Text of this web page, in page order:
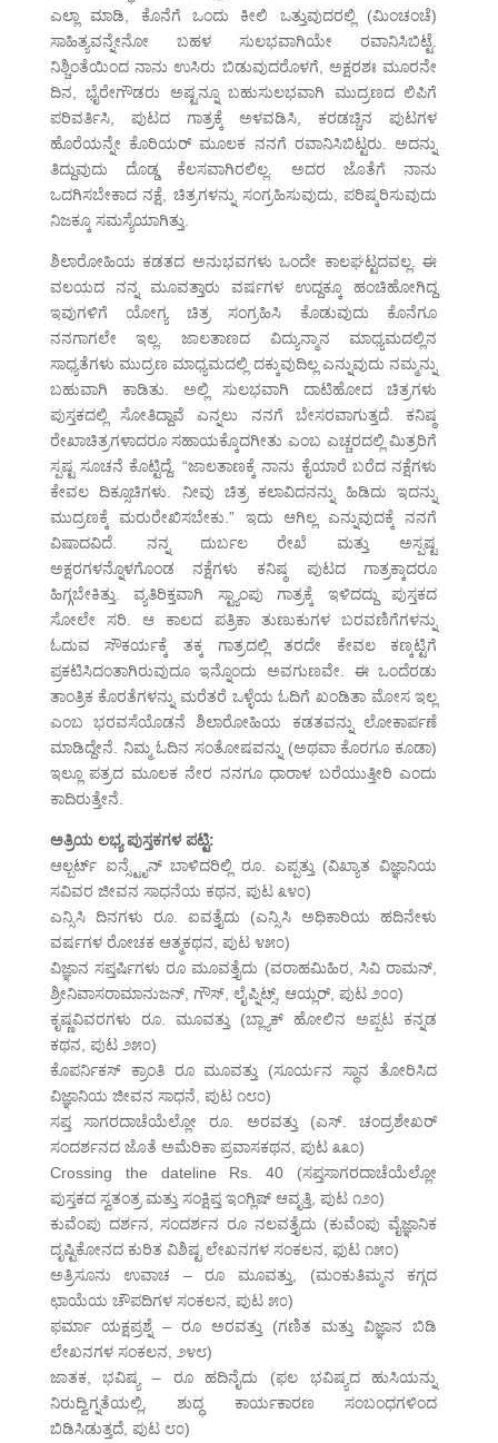
ಎಲ್ಲಾ ಮಾಡಿ, ಕೊನೆಗೆ ಒಂದು ಕೀಲಿ ಒತ್ತುವುದರಲ್ಲಿ (ಮಿಂಚಂಚೆ)
ಸಾಹಿತ್ಯವನ್ನೇನೋ ಬಹಳ ಸುಲಭವಾಗಿಯೇ ರವಾನಿಸಿಬಿಟ್ಟೆ.
ನಿಶ್ಚಿಂತೆಯಿಂದ ನಾನು ಉಸಿರು ಬಿಡುವುದರೊಳಗೆ, ಅಕ್ಷರಶಃ ಮೂರನೇ
ದಿನ, ಭೈರೇಗೌಡರು ಅಷ್ಟನ್ನೂ ಬಹುಸುಲಭವಾಗಿ ಮುದ್ರಣದ ಲಿಪಿಗೆ
ಪರಿವರ್ತಿಸಿ, ಪುಟದ ಗಾತ್ರಕ್ಕೆ ಅಳವಡಿಸಿ, ಕರಡಚ್ಚಿನ ಪುಟಗಳ
ಹೊರೆಯನ್ನೇ ಕೊರಿಯರ್ ಮೂಲಕ ನನಗೆ ರವಾನಿಸಿಬಿಟ್ಟರು. ಅದನ್ನು
ತಿದ್ದುವುದು ದೊಡ್ಡ ಕೆಲಸವಾಗಿರಲಿಲ್ಲ. ಅದರ ಜೊತೆಗೆ ನಾನು
ಒದಗಿಸಬೇಕಾದ ನಕ್ಷೆ, ಚಿತ್ರಗಳನ್ನು ಸಂಗ್ರಹಿಸುವುದು, ಪರಿಷ್ಕರಿಸುವುದು
ನಿಜಕ್ಕೂ ಸಮಸ್ಯೆಯಾಗಿತ್ತು.
ಶಿಲಾರೋಹಿಯ ಕಡತದ ಅನುಭವಗಳು ಒಂದೇ ಕಾಲಘಟ್ಟದವಲ್ಲ. ಈ
ವಲಯದ ನನ್ನ ಮೂವತ್ತಾರು ವರ್ಷಗಳ ಉದ್ದಕ್ಕೂ ಹಂಚಿಹೋಗಿದ್ದ
ಇವುಗಳಿಗೆ ಯೋಗ್ಯ ಚಿತ್ರ ಸಂಗ್ರಹಿಸಿ ಕೊಡುವುದು ಕೊನೆಗೂ
ನನಗಾಗಲೇ ಇಲ್ಲ. ಜಾಲತಾಣದ ವಿದ್ಯುನ್ಮಾನ ಮಾಧ್ಯಮದಲ್ಲಿನ
ಸಾಧ್ಯತೆಗಳು ಮುದ್ರಣ ಮಾಧ್ಯಮದಲ್ಲಿ ದಕ್ಕುವುದಿಲ್ಲ ಎನ್ನುವುದು ನಮ್ಮನ್ನು
ಬಹುವಾಗಿ ಕಾಡಿತು. ಅಲ್ಲಿ ಸುಲಭವಾಗಿ ದಾಟಿಹೋದ ಚಿತ್ರಗಳು
ಪುಸ್ತಕದಲ್ಲಿ ಸೋತಿದ್ದಾವೆ ಎನ್ನಲು ನನಗೆ ಬೇಸರವಾಗುತ್ತದೆ. ಕನಿಷ್ಠ
ರೇಖಾಚಿತ್ರಗಳಾದರೂ ಸಹಾಯಕ್ಕೊದಗೀತು ಎಂಬ ಎಚ್ಚರದಲ್ಲಿ ಮಿತ್ರರಿಗೆ
ಸ್ಪಷ್ಟ ಸೂಚನೆ ಕೊಟ್ಟಿದ್ದೆ. “ಜಾಲತಾಣಕ್ಕೆ ನಾನು ಕೈಯಾರೆ ಬರೆದ ನಕ್ಷೆಗಳು
ಕೇವಲ ದಿಕ್ಸೂಚಿಗಳು. ನೀವು ಚಿತ್ರ ಕಲಾವಿದನನ್ನು ಹಿಡಿದು ಇದನ್ನು
ಮುದ್ರಣಕ್ಕೆ ಮರುರೇಖಿಸಬೇಕು.” ಇದು ಆಗಿಲ್ಲ ಎನ್ನುವುದಕ್ಕೆ ನನಗೆ
ವಿಷಾದವಿದೆ. ನನ್ನ ದುರ್ಬಲ ರೇಖೆ ಮತ್ತು ಅಸ್ಪಷ್ಟ
ಅಕ್ಷರಗಳನ್ನೊಳಗೊಂಡ ನಕ್ಷೆಗಳು ಕನಿಷ್ಠ ಪುಟದ ಗಾತ್ರಕ್ಕಾದರೂ
ಹಿಗ್ಗಬೇಕಿತ್ತು. ವ್ಯತಿರಿಕ್ತವಾಗಿ ಸ್ಟ್ಯಾಂಪು ಗಾತ್ರಕ್ಕೆ ಇಳಿದದ್ದು ಪುಸ್ತಕದ
ಸೋಲೇ ಸರಿ. ಆ ಕಾಲದ ಪತ್ರಿಕಾ ತುಣುಕುಗಳ ಬರವಣಿಗೆಗಳನ್ನು
ಓದುವ ಸೌಕರ್ಯಕ್ಕೆ ತಕ್ಕ ಗಾತ್ರದಲ್ಲಿ ತರದೇ ಕೇವಲ ಕಣ್ಕಟ್ಟಿಗೆ
ಪ್ರಕಟಿಸಿದಂತಾಗಿರುವುದೂ ಇನ್ನೊಂದು ಅವಗುಣವೇ. ಈ ಒಂದೆರಡು
ತಾಂತ್ರಿಕ ಕೊರತೆಗಳನ್ನು ಮರೆತರೆ ಒಳ್ಳೆಯ ಓದಿಗೆ ಖಂಡಿತಾ ಮೋಸ ಇಲ್ಲ
ಎಂಬ ಭರವಸೆಯೊಡನೆ ಶಿಲಾರೋಹಿಯ ಕಡತವನ್ನು ಲೋಕಾರ್ಪಣೆ
ಮಾಡಿದ್ದೇನೆ. ನಿಮ್ಮ ಓದಿನ ಸಂತೋಷವನ್ನು (ಅಥವಾ ಕೊರಗೂ ಕೂಡಾ)
ಇಲ್ಲೂ ಪತ್ರದ ಮೂಲಕ ನೇರ ನನಗೂ ಧಾರಾಳ ಬರೆಯುತ್ತೀರಿ ಎಂದು
ಕಾದಿರುತ್ತೇನೆ.
ಅತ್ರಿಯ ಲಭ್ಯ ಪುಸ್ತಕಗಳ ಪಟ್ಟಿ:
ಆಲ್ಬರ್ಟ್ ಐನ್ಸ್ಟೈನ್ ಬಾಳಿದರಿಲ್ಲಿ ರೂ. ಎಪ್ಪತ್ತು (ವಿಖ್ಯಾತ ವಿಜ್ಞಾನಿಯ
ಸವಿವರ ಜೀವನ ಸಾಧನೆಯ ಕಥನ, ಪುಟ ೩೪೦)
ಎನ್ಸಿಸಿ ದಿನಗಳು ರೂ. ಐವತ್ತೈದು (ಎನ್ಸಿಸಿ ಅಧಿಕಾರಿಯ ಹದಿನೇಳು
ವರ್ಷಗಳ ರೋಚಕ ಆತ್ಮಕಥನ, ಪುಟ ೪೫೦)
ವಿಜ್ಞಾನ ಸಪ್ತರ್ಷಿಗಳು ರೂ ಮೂವತ್ತೈದು (ವರಾಹಮಿಹಿರ, ಸಿವಿ ರಾಮನ್,
ಶ್ರೀನಿವಾಸರಾಮಾನುಜನ್, ಗೌಸ್, ಲೈಪ್ನಿಟ್ಸ್, ಆಯ್ಲರ್, ಪುಟ ೨೦೦)
ಕೃಷ್ಣವಿವರಗಳು ರೂ. ಮೂವತ್ತು (ಬ್ಲ್ಯಾಕ್ ಹೋಲಿನ ಅಪ್ಪಟ ಕನ್ನಡ
ಕಥನ, ಪುಟ ೨೫೦)
ಕೊಪರ್ನಿಕಸ್ ಕ್ರಾಂತಿ ರೂ ಮೂವತ್ತು (ಸೂರ್ಯನ ಸ್ಥಾನ ತೋರಿಸಿದ
ವಿಜ್ಞಾನಿಯ ಜೀವನ ಸಾಧನೆ, ಪುಟ ೧೮೦)
ಸಪ್ತ ಸಾಗರದಾಚೆಯೆಲ್ಲೋ ರೂ. ಅರವತ್ತು (ಎಸ್. ಚಂದ್ರಶೇಖರ್
ಸಂದರ್ಶನದ ಜೊತೆ ಅಮೆರಿಕಾ ಪ್ರವಾಸಕಥನ, ಪುಟ ೩೩೦)
Crossing the dateline Rs. 40 (ಸಪ್ತಸಾಗರದಾಚೆಯೆಲ್ಲೋ
ಪುಸ್ತಕದ ಸ್ವತಂತ್ರ ಮತ್ತು ಸಂಕ್ಷಿಪ್ತ ಇಂಗ್ಲಿಷ್ ಆವೃತ್ತಿ, ಪುಟ ೧೨೦)
ಕುವೆಂಪು ದರ್ಶನ, ಸಂದರ್ಶನ ರೂ ನಲವತ್ತೈದು (ಕುವೆಂಪು ವೈಜ್ಞಾನಿಕ
ದೃಷ್ಟಿಕೋನದ ಕುರಿತ ವಿಶಿಷ್ಟ ಲೇಖನಗಳ ಸಂಕಲನ, ಫುಟ ೧೫೦)
ಅತ್ರಿಸೂನು ಉವಾಚ – ರೂ ಮೂವತ್ತು, (ಮಂಕುತಿಮ್ಮನ ಕಗ್ಗದ
ಛಾಯೆಯ ಚೌಪದಿಗಳ ಸಂಕಲನ, ಪುಟ ೫೦)
ಫರ್ಮಾ ಯಕ್ಷಪ್ರಶ್ನೆ – ರೂ ಅರವತ್ತು (ಗಣಿತ ಮತ್ತು ವಿಜ್ಞಾನ ಬಿಡಿ
ಲೇಖನಗಳ ಸಂಕಲನ, ೨೪೮)
ಜಾತಕ, ಭವಿಷ್ಯ – ರೂ ಹದಿನೈದು (ಫಲ ಭವಿಷ್ಯದ ಹುಸಿಯನ್ನು
ನಿರುದ್ವಿಗ್ನತೆಯಲ್ಲಿ, ಶುದ್ಧ ಕಾರ್ಯಕಾರಣ ಸಂಬಂಧಗಳಿಂದ
ಬಿಡಿಸಿಡುತ್ತದೆ, ಪುಟ ೮೦)